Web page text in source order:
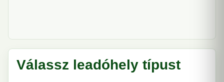
Válassz leadóhely típust